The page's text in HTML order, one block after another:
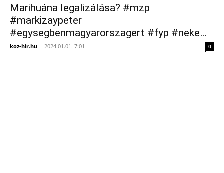
Marihuána legalizálása? #mzp
#markizaypeter
#egysegbenmagyarorszagert #fyp #neke…
koz-hir.hu - 2024.01.01. 7:01 0